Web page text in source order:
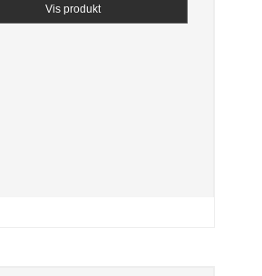
Vis produkt